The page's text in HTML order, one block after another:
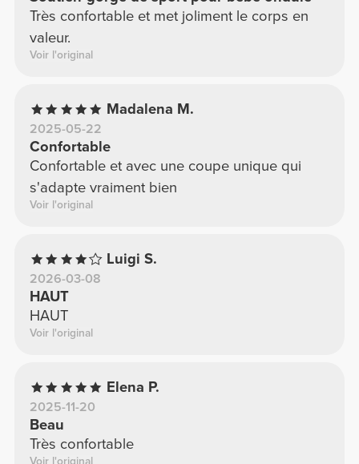
Très confortable et met joliment le corps en
valeur.
Voir l'original
Madalena M.
2025-05-22
Confortable
Confortable et avec une coupe unique qui
s'adapte vraiment bien
Voir l'original
Luigi S.
2026-03-08
HAUT
HAUT
Voir l'original
Elena P.
2025-11-20
Beau
Très confortable
Voir l'original